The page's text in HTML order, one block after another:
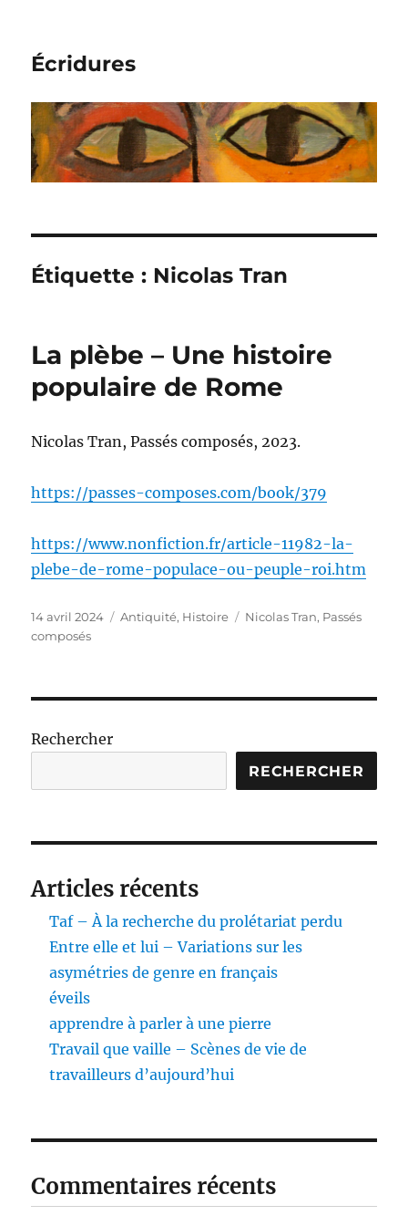
Écridures
Étiquette : Nicolas Tran
La plèbe – Une histoire
populaire de Rome
Nicolas Tran, Passés composés, 2023.
https://passes-composes.com/book/379
https://www.nonfiction.fr/article-11982-la-
plebe-de-rome-populace-ou-peuple-roi.htm
Publié
le
14 avril 2024 Catégories
Antiquité, Histoire Étiquettes
Nicolas Tran, Passés
composés
Rechercher
RECHERCHER
Articles récents
Taf – À la recherche du prolétariat perdu
Entre elle et lui – Variations sur les
asymétries de genre en français
éveils
apprendre à parler à une pierre
Travail que vaille – Scènes de vie de
travailleurs d’aujourd’hui
Commentaires récents